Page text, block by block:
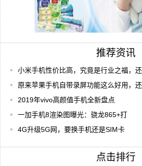
推荐资讯
小米手机性价比高，究竟是行业之福，还
原来苹果手机自带录屏功能这么好用，还
2019年vivo高颜值手机全新盘点
一加手机8渲染图曝光：骁龙865+打
4G升级5G网，要换手机还是SIM卡
点击排行